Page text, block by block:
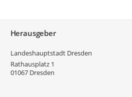
Herausgeber
Landeshauptstadt Dresden
Rathausplatz 1
01067 Dresden